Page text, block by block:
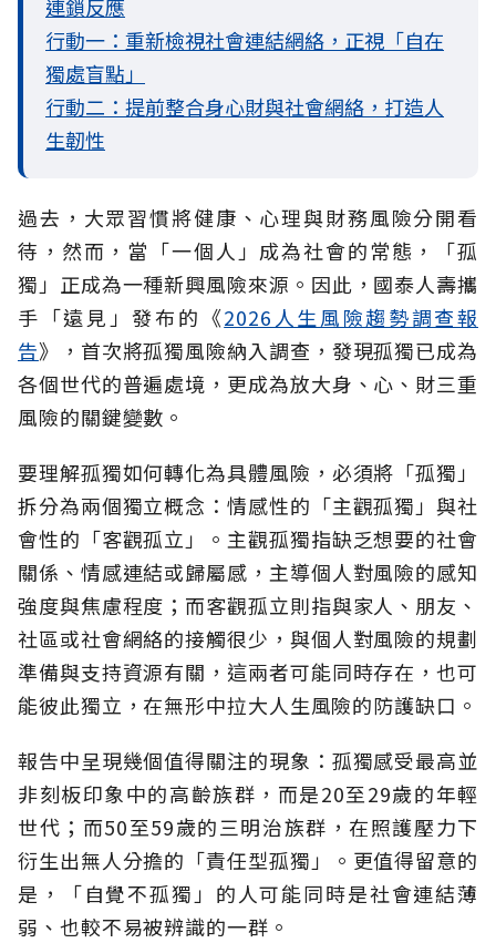
連鎖反應
行動一：重新檢視社會連結網絡，正視「自在
獨處盲點」
行動二：提前整合身心財與社會網絡，打造人
生韌性
過去，大眾習慣將健康、心理與財務風險分開看
待，然而，當「一個人」成為社會的常態，「孤
獨」正成為一種新興風險來源。因此，國泰人壽攜
手「遠見」發布的《2026人生風險趨勢調查報
告》，首次將孤獨風險納入調查，發現孤獨已成為
各個世代的普遍處境，更成為放大身、心、財三重
風險的關鍵變數。
要理解孤獨如何轉化為具體風險，必須將「孤獨」
拆分為兩個獨立概念：情感性的「主觀孤獨」與社
會性的「客觀孤立」。主觀孤獨指缺乏想要的社會
關係、情感連結或歸屬感，主導個人對風險的感知
強度與焦慮程度；而客觀孤立則指與家人、朋友、
社區或社會網絡的接觸很少，與個人對風險的規劃
準備與支持資源有關，這兩者可能同時存在，也可
能彼此獨立，在無形中拉大人生風險的防護缺口。
報告中呈現幾個值得關注的現象：孤獨感受最高並
非刻板印象中的高齡族群，而是20至29歲的年輕
世代；而50至59歲的三明治族群，在照護壓力下
衍生出無人分擔的「責任型孤獨」。更值得留意的
是，「自覺不孤獨」的人可能同時是社會連結薄
弱、也較不易被辨識的一群。